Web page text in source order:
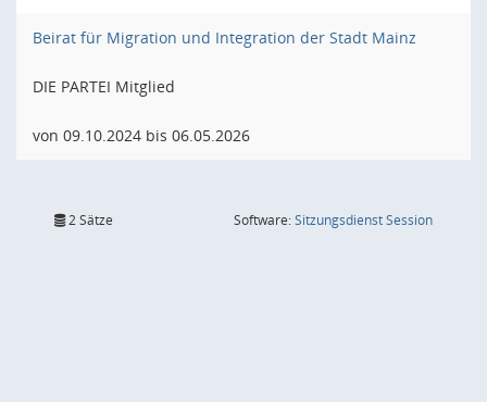
Beirat für Migration und Integration der Stadt Mainz
DIE PARTEI Mitglied
von 09.10.2024 bis 06.05.2026
2 Sätze Software:SitzungsdienstSession(Wird in